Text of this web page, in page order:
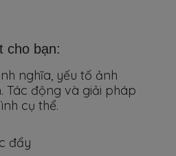
cho bạn:
nghĩa, yếu tố ảnh
Tác động và giải pháp
cụ thể.
đẩy